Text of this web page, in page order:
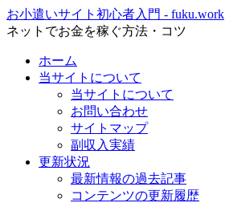
お小遣いサイト初心者入門 - fuku.work
ネットでお金を稼ぐ方法・コツ
ホーム
当サイトについて
当サイトについて
お問い合わせ
サイトマップ
副収入実績
更新状況
最新情報の過去記事
コンテンツの更新履歴